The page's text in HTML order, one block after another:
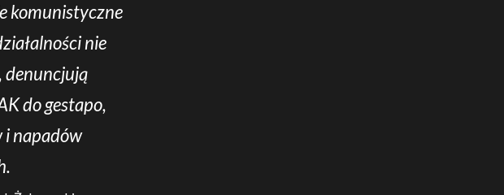
komunistyczne
nie
denuncjują
do gestapo,
napadów